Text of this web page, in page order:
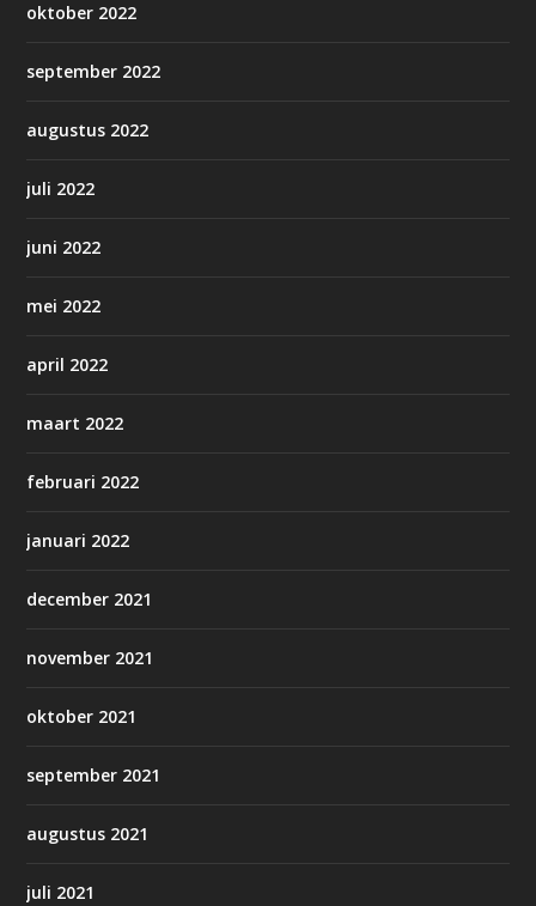
oktober 2022
september 2022
augustus 2022
juli 2022
juni 2022
mei 2022
april 2022
maart 2022
februari 2022
januari 2022
december 2021
november 2021
oktober 2021
september 2021
augustus 2021
juli 2021